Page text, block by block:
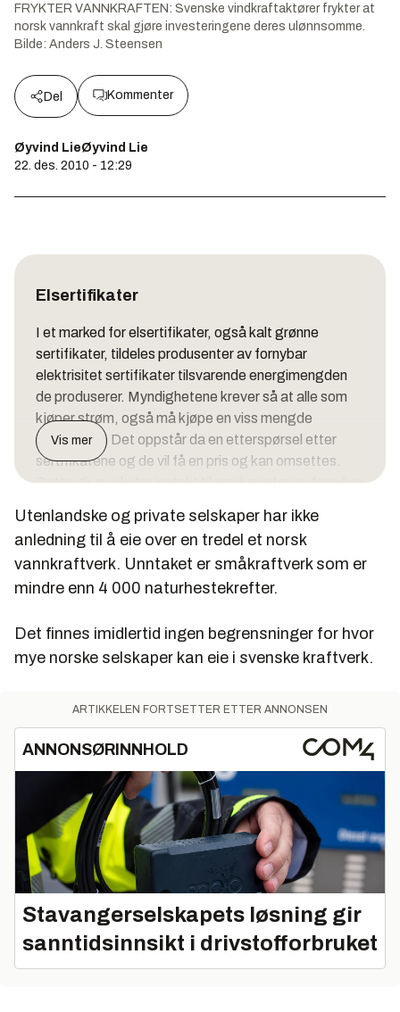
FRYKTER VANNKRAFTEN: Svenske vindkraftaktører frykter at
norsk vannkraft skal gjøre investeringene deres ulønnsomme.
Bilde: Anders J. Steensen
Del Kommenter
Øyvind LieØyvind Lie
22. des. 2010 - 12:29
Elsertifikater
I et marked for elsertifikater, også kalt grønne
sertifikater, tildeles produsenter av fornybar
elektrisitet sertifikater tilsvarende energimengden
de produserer. Myndighetene krever så at alle som
kjøper strøm, også må kjøpe en viss mengde
sertifikater. Det oppstår da en etterspørsel etter
sertifikatene og de vil få en pris og kan omsettes.
Dette gir en ekstra inntekt til produsenter av fornybar
Vis mer
Utenlandske og private selskaper har ikke
anledning til å eie over en tredel et norsk
vannkraftverk. Unntaket er småkraftverk som er
mindre enn 4 000 naturhestekrefter.
Det finnes imidlertid ingen begrensninger for hvor
mye norske selskaper kan eie i svenske kraftverk.
ARTIKKELEN FORTSETTER ETTER ANNONSEN
ANNONSØRINNHOLD
Stavangerselskapets løsning gir
sanntidsinnsikt i drivstofforbruket